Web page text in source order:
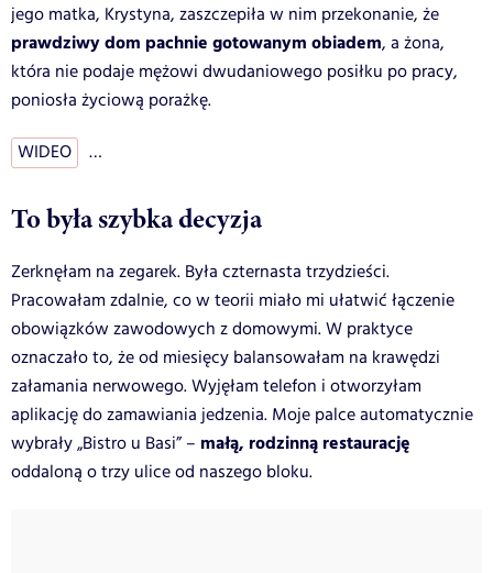
jego matka, Krystyna, zaszczepiła w nim przekonanie, że
prawdziwy dom pachnie gotowanym obiadem, a żona,
która nie podaje mężowi dwudaniowego posiłku po pracy,
poniosła życiową porażkę.
WIDEO …
To była szybka decyzja
Zerknęłam na zegarek. Była czternasta trzydzieści.
Pracowałam zdalnie, co w teorii miało mi ułatwić łączenie
obowiązków zawodowych z domowymi. W praktyce
oznaczało to, że od miesięcy balansowałam na krawędzi
załamania nerwowego. Wyjęłam telefon i otworzyłam
aplikację do zamawiania jedzenia. Moje palce automatycznie
wybrały „Bistro u Basi” – małą, rodzinną restaurację
oddaloną o trzy ulice od naszego bloku.